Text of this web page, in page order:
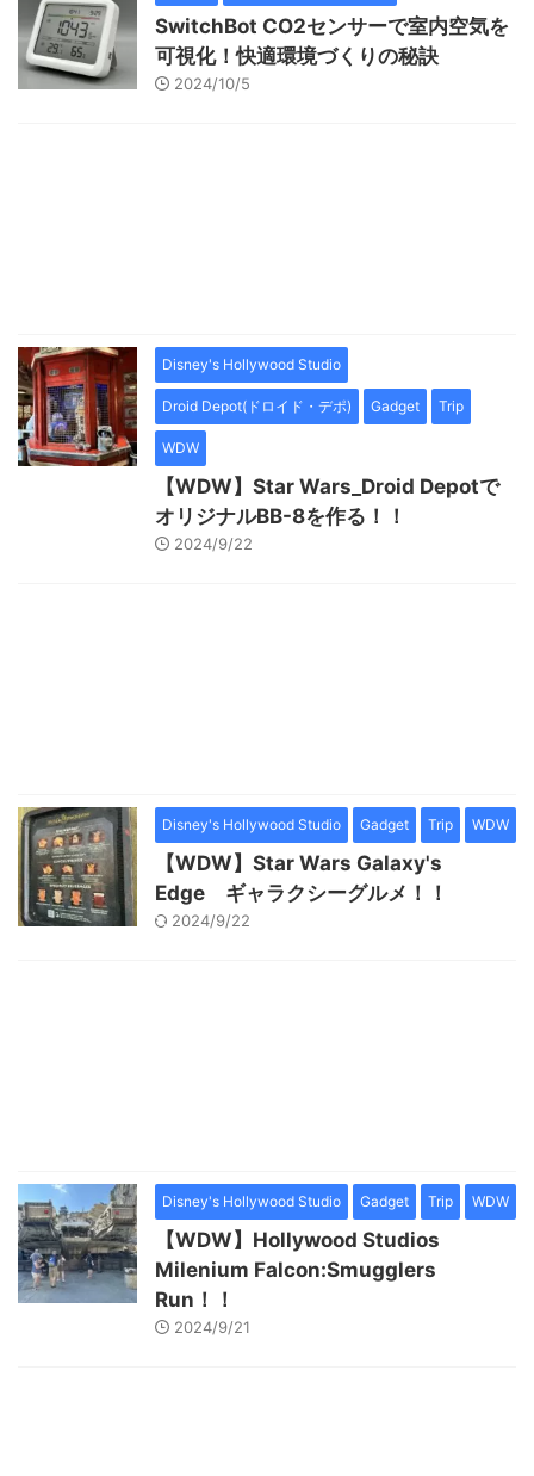
SwitchBot CO2センサーで室内空気を
可視化！快適環境づくりの秘訣
2024/10/5
Disney's Hollywood Studio
Droid Depot(ドロイド・デポ) Gadget Trip
WDW
【WDW】Star Wars_Droid Depotで
オリジナルBB-8を作る！！
2024/9/22
Disney's Hollywood Studio Gadget Trip WDW
【WDW】Star Wars Galaxy's
Edge ギャラクシーグルメ！！
2024/9/22
Disney's Hollywood Studio Gadget Trip WDW
【WDW】Hollywood Studios
Milenium Falcon:Smugglers
Run！！
2024/9/21